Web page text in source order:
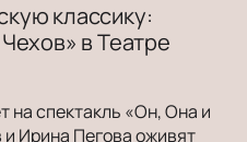
классику:
в Театре
на спектакль «Он, Она и
Ирина Пегова оживят